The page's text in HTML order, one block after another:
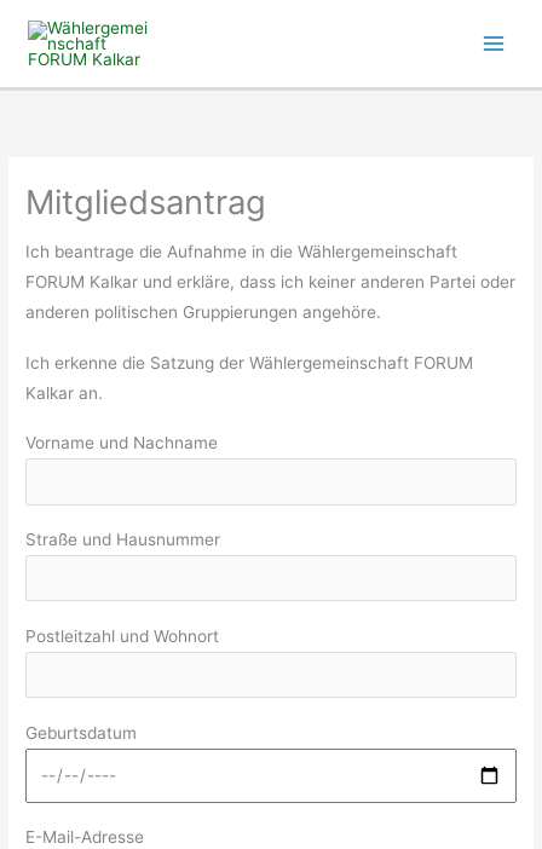
Inhalt
Mitgliedsantrag
Ich beantrage die Aufnahme in die Wählergemeinschaft
FORUM Kalkar und erkläre, dass ich keiner anderen Partei oder
anderen politischen Gruppierungen angehöre.
Ich erkenne die Satzung der Wählergemeinschaft FORUM
Kalkar an.
Vorname und Nachname
Straße und Hausnummer
Postleitzahl und Wohnort
Geburtsdatum
E-Mail-Adresse